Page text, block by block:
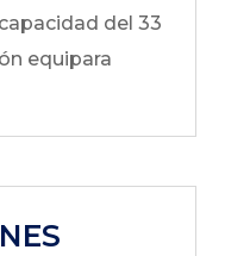
del 33
equipara